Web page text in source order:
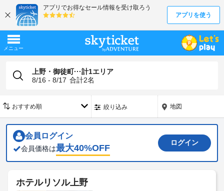
上野・御徒町···計1エリア
8/16 - 8/17 合計2名
絞り込み 地図
会員ログイン
会員価格は最大40%OFF
ログイン
ホテルリソル上野